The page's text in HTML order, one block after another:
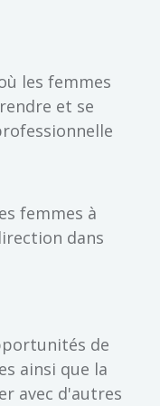
les femmes
et se
femmes à
dans
de
ainsi que la
avec d'autres